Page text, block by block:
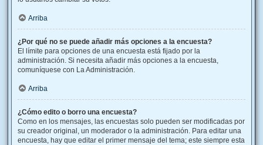
Arriba
¿Por qué no se puede añadir más opciones a la encuesta?
El límite para opciones de una encuesta está fijado por la
administración. Si necesita añadir más opciones a la encuesta,
comuníquese con La Administración.
Arriba
¿Cómo edito o borro una encuesta?
Como en los mensajes, las encuestas solo pueden ser modificadas por
su creador original, un moderador o la administración. Para editar una
encuesta, hay que editar el primer mensaje del tema; este siempre esta